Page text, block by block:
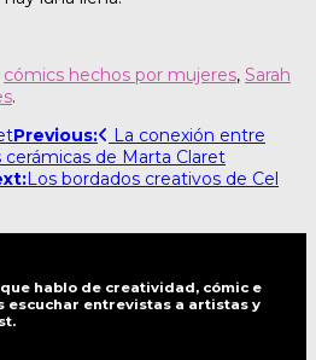
cómics hechos por mujeres, Sarah
.
Previous:
La conexión entre
de Marta Claret
Los bordados creativos de Cel
hablo de creatividad, cómic e
escuchar entrevistas a artistas y